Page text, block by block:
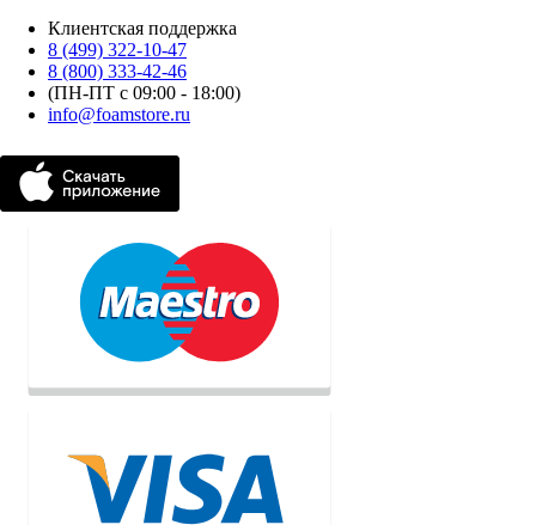
Клиентская поддержка
8 (499) 322-10-47
8 (800) 333-42-46
(ПН-ПТ с 09:00 - 18:00)
info@foamstore.ru